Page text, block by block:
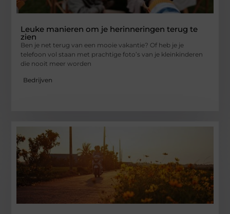
Leuke manieren om je herinneringen terug te
zien
Ben je net terug van een mooie vakantie? Of heb je je
telefoon vol staan met prachtige foto’s van je kleinkinderen
die nooit meer worden
Bedrijven